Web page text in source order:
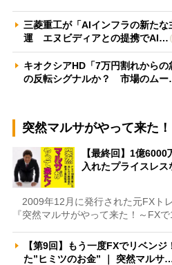
三菱重工が「AIインフラの新た
運 エヌビディアとの提携でAI…
キオクシアHD「7万円割れから
の反転シグナルか？ 市場のム
突然マルサがやって来た！
【最終回】1億
入れたプライスレ
2009年12月に発行された元FXト
『突然マルサがやって来た！～FX
【第9回】もう一度FXでリベン
た”ヒミツのお金” ｜ 突然マルサ